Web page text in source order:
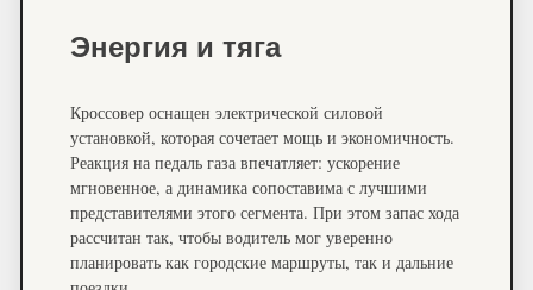
Энергия и тяга
Кроссовер оснащен электрической силовой
установкой, которая сочетает мощь и экономичность.
Реакция на педаль газа впечатляет: ускорение
мгновенное, а динамика сопоставима с лучшими
представителями этого сегмента. При этом запас хода
рассчитан так, чтобы водитель мог уверенно
планировать как городские маршруты, так и дальние